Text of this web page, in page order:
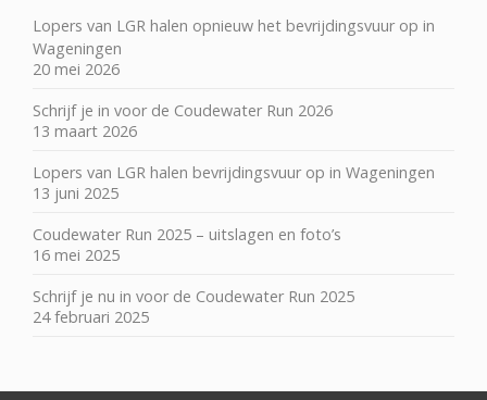
Lopers van LGR halen opnieuw het bevrijdingsvuur op in
Wageningen
20 mei 2026
Schrijf je in voor de Coudewater Run 2026
13 maart 2026
Lopers van LGR halen bevrijdingsvuur op in Wageningen
13 juni 2025
Coudewater Run 2025 – uitslagen en foto’s
16 mei 2025
Schrijf je nu in voor de Coudewater Run 2025
24 februari 2025